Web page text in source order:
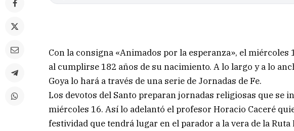
Con la consigna «Animados por la esperanza», el miércoles
al cumplirse 182 años de su nacimiento. A lo largo y a lo
Goya lo hará a través de una serie de Jornadas de Fe.
Los devotos del Santo preparan jornadas religiosas que se
miércoles 16. Así lo adelantó el profesor Horacio Caceré
festividad que tendrá lugar en el parador a la vera de la Ruta